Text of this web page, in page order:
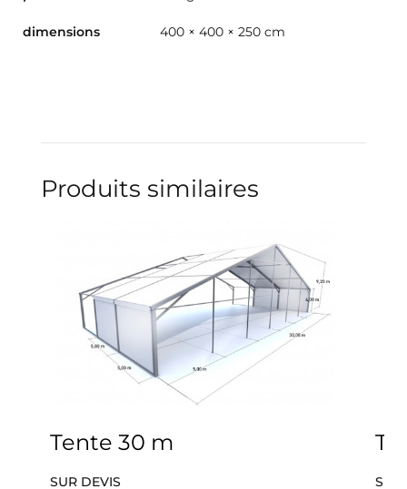
dimensions 400 × 400 × 250 cm
Produits similaires
Tente 30 m
SUR DEVIS SUR